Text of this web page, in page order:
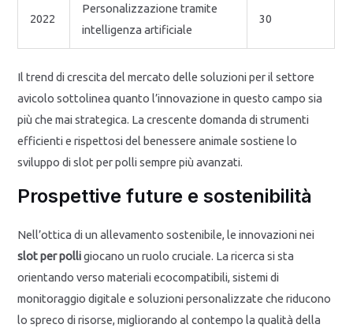
2022
Personalizzazione tramite
intelligenza artificiale
30
Il trend di crescita del mercato delle soluzioni per il settore
avicolo sottolinea quanto l’innovazione in questo campo sia
più che mai strategica. La crescente domanda di strumenti
efficienti e rispettosi del benessere animale sostiene lo
sviluppo di slot per polli sempre più avanzati.
Prospettive future e sostenibilità
Nell’ottica di un allevamento sostenibile, le innovazioni nei
slot per polligiocano un ruolo cruciale. La ricerca si sta
orientando verso materiali ecocompatibili, sistemi di
monitoraggio digitale e soluzioni personalizzate che riducono
lo spreco di risorse, migliorando al contempo la qualità della